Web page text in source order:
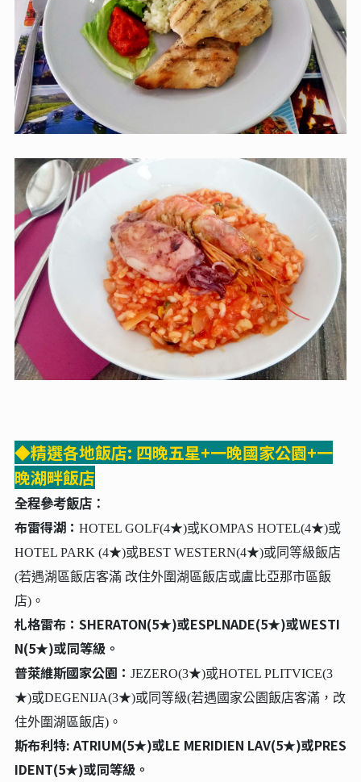
◆精選各地飯店: 四晚五星+一晚國家公園+一
晚湖畔飯店
全程參考飯店：
布雷得湖： HOTEL GOLF(4★)或KOMPAS HOTEL(4★)或
HOTEL PARK (4★)或BEST WESTERN(4★)或同等級飯店
(若遇湖區飯店客滿 改住外圍湖區飯店或盧比亞那市區飯
店)。
札格雷布：SHERATON(5★)或ESPLNADE(5★)或WESTI
N(5★)或同等級。
普萊維斯國家公園： JEZERO(3★)或HOTEL PLITVICE(3
★)或DEGENIJA(3★)或同等級(若遇國家公園飯店客滿，改
住外圍湖區飯店)。
斯布利特: ATRIUM(5★)或LE MERIDIEN LAV(5★)或PRES
IDENT(5★)或同等級。